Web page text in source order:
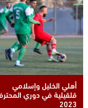
الظاهرية X أهلي الخليل-
دوري المحنرفين 2023-2024